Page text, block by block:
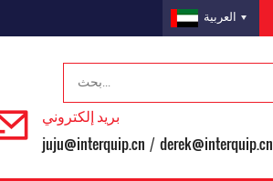
العربية
بريد إلكتروني
juju@interquip.cn / derek@interquip.cn